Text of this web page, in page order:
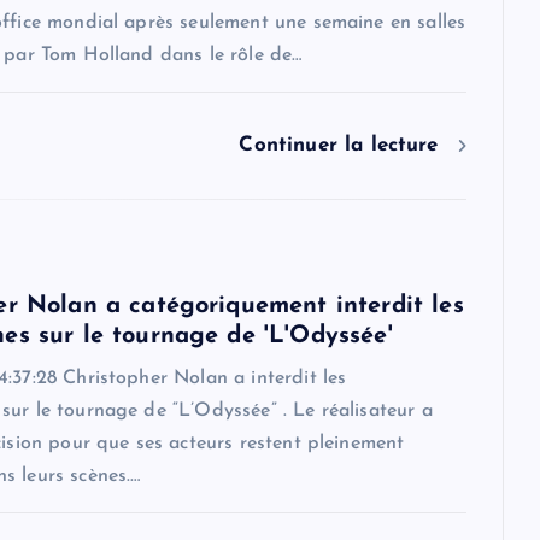
mondial après seulement une semaine en salles
Tom Holland dans le rôle de…
Continuer la lecture
Nolan a catégoriquement interdit les
sur le tournage de 'L'Odyssée'
Christopher Nolan a interdit les
le tournage de “L’Odyssée” . Le réalisateur a
pour que ses acteurs restent pleinement
leurs scènes.…